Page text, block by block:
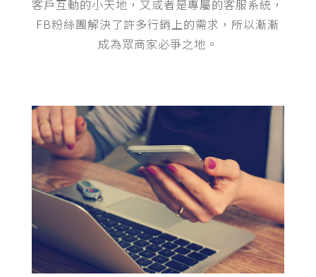
客戶互動的小天地，又或者是專屬的客服系統，
FB粉絲團解決了許多行銷上的需求，所以漸漸
成為眾商家必爭之地。